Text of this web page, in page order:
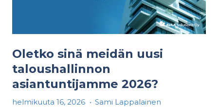
Oletko sinä meidän uusi
taloushallinnon
asiantuntijamme 2026?
helmikuuta 16, 2026 • Sami Lappalainen